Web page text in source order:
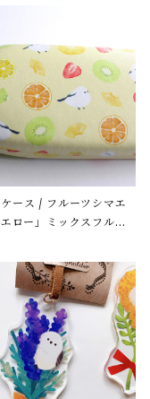
ケース / フルーツシマエ
ロー」ミックスフルー
ンズヒル＊パステルイ